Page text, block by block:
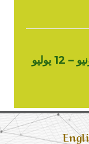
مرصد العدالة في مصر : من 30 يونيو – 12 يوليو